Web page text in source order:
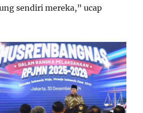
sendiri mereka,” ucap